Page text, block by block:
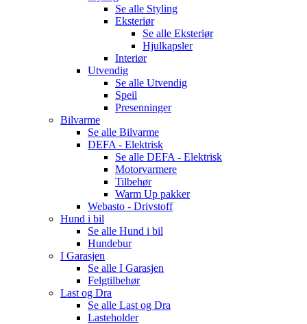
Se alle Styling
Eksteriør
Se alle Eksteriør
Hjulkapsler
Interiør
Utvendig
Se alle Utvendig
Speil
Presenninger
Bilvarme
Se alle Bilvarme
DEFA - Elektrisk
Se alle DEFA - Elektrisk
Motorvarmere
Tilbehør
Warm Up pakker
Webasto - Drivstoff
Hund i bil
Se alle Hund i bil
Hundebur
I Garasjen
Se alle I Garasjen
Felgtilbehør
Last og Dra
Se alle Last og Dra
Lasteholder